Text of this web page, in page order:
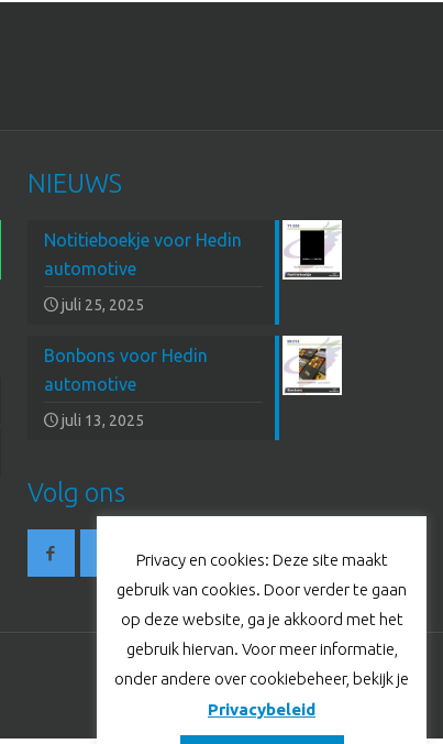
NIEUWS
Notitieboekje voor Hedin
automotive
juli 25, 2025
Bonbons voor Hedin
automotive
juli 13, 2025
Volg ons
Privacy en cookies: Deze site maakt
gebruik van cookies. Door verder te gaan
op deze website, ga je akkoord met het
gebruik hiervan. Voor meer informatie,
onder andere over cookiebeheer, bekijk je
Privacybeleid